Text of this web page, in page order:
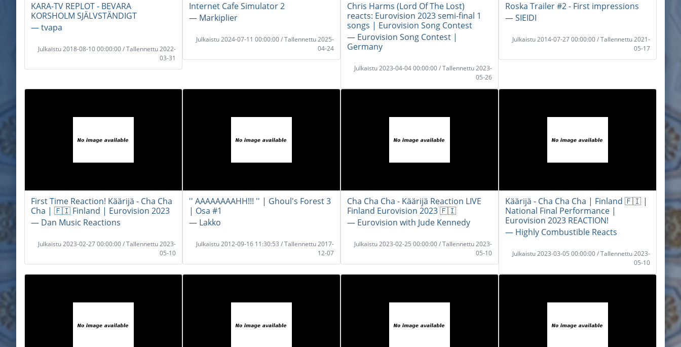
KARA-TV REPLOT - BEVARA
KORSHOLM SJÄLVSTÄNDIGT
― tvapa
Julkaistu 2018-08-10 00:00:00 / Tallennettu 2022-
03-31
Internet Cafe Simulator 2
― Markiplier
Julkaistu 2024-07-11 00:00:00 / Tallennettu 2025-
04-24
Chris Harms (Lord Of The Lost)
reacts: Eurovision 2023 semi-final 1
songs | Eurovision Song Contest
― Eurovision Song Contest |
Germany
Julkaistu 2023-04-04 00:00:00 / Tallennettu 2023-
05-26
Roska Trailer #2 - First impressions
― SIEIDI
Julkaistu 2014-07-27 00:00:00 / Tallennettu 2021-
05-17
First Time Reaction! Käärijä - Cha Cha
Cha | 🇫🇮 Finland | Eurovision 2023
― Dan Music Reactions
Julkaistu 2023-02-27 00:00:00 / Tallennettu 2023-
05-10
'' AAAAAAAAHH!!! '' | Ghoul's Forest 3
| Osa #1
― Lakko
Julkaistu 2012-09-16 11:30:53 / Tallennettu 2017-
12-07
Cha Cha Cha - Käärijä Reaction LIVE
Finland Eurovision 2023 🇫🇮
― Eurovision with Jude Kennedy
Julkaistu 2023-02-25 00:00:00 / Tallennettu 2023-
05-10
Käärijä - Cha Cha Cha | Finland 🇫🇮 |
National Final Performance |
Eurovision 2023 REACTION!
― Highly Combustible Reacts
Julkaistu 2023-03-05 00:00:00 / Tallennettu 2023-
05-10